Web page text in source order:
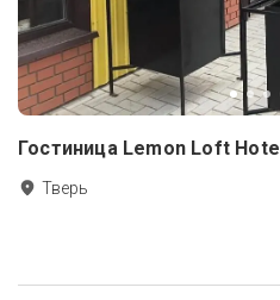
Гостиница Lemon Loft Hotel
Тверь